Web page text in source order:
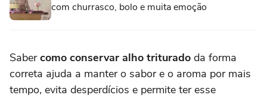
com churrasco, bolo e muita emoção
Sabercomo conservar alho triturado da forma
correta ajuda a manter o sabor e o aroma por mais
tempo, evita desperdícios e permite ter esse